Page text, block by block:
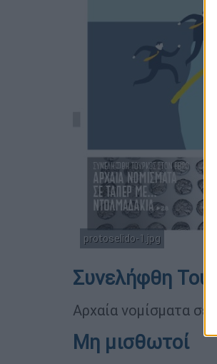
protoselido-1.jpg
Συνελήφθη
Αρχαία νομίσματα
Μη μισθωτοί